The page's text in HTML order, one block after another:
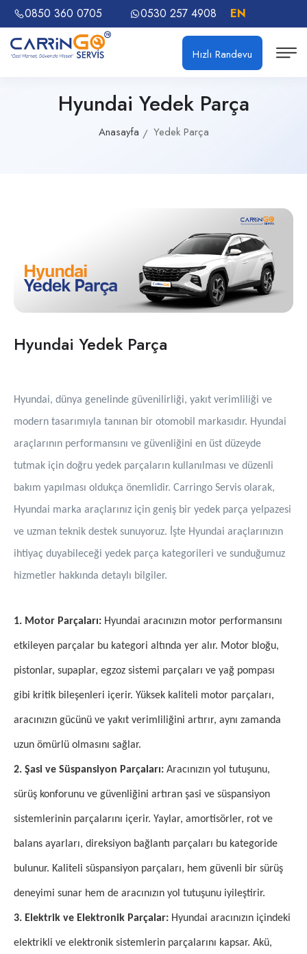
0850 360 0705 0530 257 4908 EN
Hızlı Randevu
Hyundai Yedek Parça
Anasayfa Yedek Parça
Hyundai Yedek Parça
Hyundai, dünya genelinde güvenilirliği, yakıt verimliliği ve
modern tasarımıyla tanınan bir otomobil markasıdır. Hyundai
araçlarının performansını ve güvenliğini en üst düzeyde
tutmak için doğru yedek parçaların kullanılması ve düzenli
bakım yapılması oldukça önemlidir. Carringo Servis olarak,
Hyundai marka araçlarınız için geniş bir yedek parça yelpazesi
ve uzman teknik destek sunuyoruz. İşte Hyundai araçlarınızın
ihtiyaç duyabileceği yedek parça kategorileri ve sunduğumuz
hizmetler hakkında detaylı bilgiler.
1. Motor Parçaları: Hyundai aracınızın motor performansını
etkileyen parçalar bu kategori altında yer alır. Motor bloğu,
pistonlar, supaplar, egzoz sistemi parçaları ve yağ pompası
gibi kritik bileşenleri içerir. Yüksek kaliteli motor parçaları,
aracınızın gücünü ve yakıt verimliliğini artırır, aynı zamanda
uzun ömürlü olmasını sağlar.
2. Şasi ve Süspansiyon Parçaları: Aracınızın yol tutuşunu,
sürüş konforunu ve güvenliğini artıran şasi ve süspansiyon
sistemlerinin parçalarını içerir. Yaylar, amortisörler, rot ve
balans ayarları, direksiyon bağlantı parçaları bu kategoride
bulunur. Kaliteli süspansiyon parçaları, hem güvenli bir sürüş
deneyimi sunar hem de aracınızın yol tutuşunu iyileştirir.
3. Elektrik ve Elektronik Parçalar: Hyundai aracınızın içindeki
elektrikli ve elektronik sistemlerin parçalarını kapsar. Akü,